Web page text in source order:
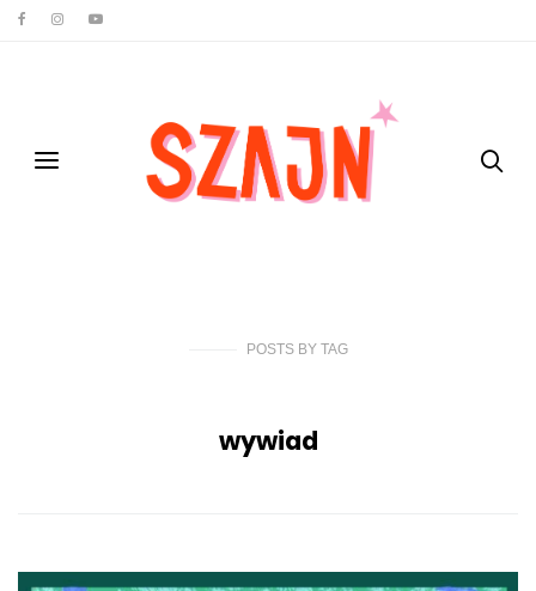
POSTS BYTAG
wywiad